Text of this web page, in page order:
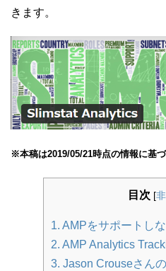
きます。
※本稿は2019/05/21時点の情報に基
目次 [
1. AMPをサポートし
2. AMP Analytics
3. Jason Crouseさん